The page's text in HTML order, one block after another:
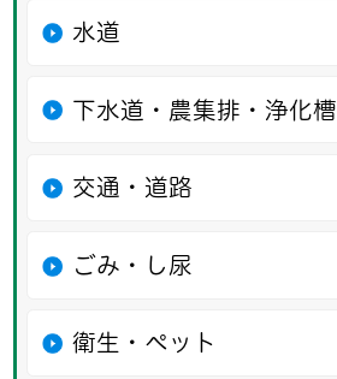
水道
下水道・農集排・浄化槽
交通・道路
ごみ・し尿
衛生・ペット